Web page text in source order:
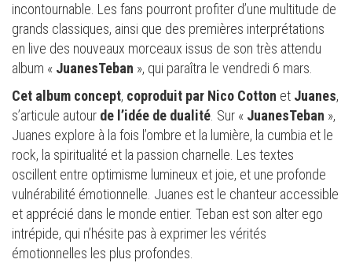
incontournable. Les fans pourront profiter d’une multitude de
grands classiques, ainsi que des premières interprétations
en live des nouveaux morceaux issus de son très attendu
album « JuanesTeban », qui paraîtra le vendredi 6 mars.
Cet album concept, coproduit par Nico Cotton et Juanes,
s’articule autour de l’idée de dualité. Sur « JuanesTeban »,
Juanes explore à la fois l’ombre et la lumière, la cumbia et le
rock, la spiritualité et la passion charnelle. Les textes
oscillent entre optimisme lumineux et joie, et une profonde
vulnérabilité émotionnelle. Juanes est le chanteur accessible
et apprécié dans le monde entier. Teban est son alter ego
intrépide, qui n’hésite pas à exprimer les vérités
émotionnelles les plus profondes.